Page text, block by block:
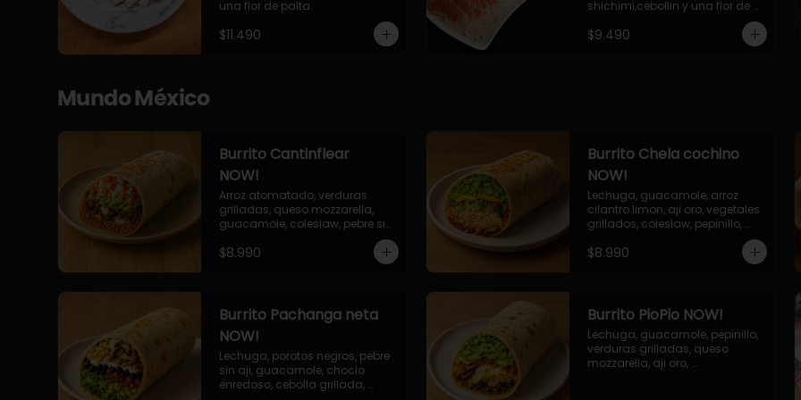
una flor de palta.
$11.490
shichimi,cebollin y una flor de
$9.490
Mundo México
Burrito Cantinflear
NOW!
Arroz atomatado, verduras
grilladas, queso mozzarella,
guacamole, coleslaw, pebre sin
$8.990
Burrito Chela cochino
NOW!
Lechuga, guacamole, arroz
cilantro limon, aji oro, vegetales
grillados, coleslaw, pepinillo,
$8.990
Burrito Pachanga neta
NOW!
Lechuga, porotos negros, pebre
sin aji, guacamole, choclo
enredoso, cebolla grillada,
Burrito PioPio NOW!
Lechuga, guacamole, pepinillo,
verduras grilladas, queso
mozzarella, aji oro,